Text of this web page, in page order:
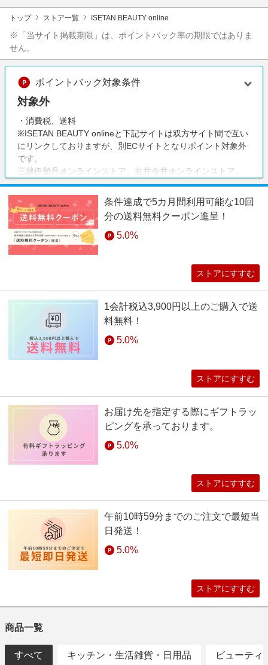
トップ ストア一覧 ISETAN BEAUTY online
※「当サイト掲載期限」は、ポイントバック率の期限ではありま
せん。
ポイントバック対象条件
対象外
・消費税、送料
※ISETAN BEAUTY onlineと下記サイトは双方サイト間で互い
にリンクしておりますが、別ECサイトとなりポイント対象外
です。
三越伊勢丹オンラインストア、丸井今井オンラインストア、
岩田屋三越オンラインストア、ISETAN MITSUKOSHI
LUXURY
条件達成で5カ月間利用可能な10回
分の送料無料クーポン進呈！
5.0%
ストアにすすむ
1会計税込3,900円以上のご購入で送
料無料！
5.0%
ストアにすすむ
お届け先を指定する際にギフトラッ
ピングを承っております。
5.0%
ストアにすすむ
午前10時59分までのご注文で最短当
日発送！
5.0%
ストアにすすむ
商品一覧
すべて キッチン・生活雑貨・日用品 ビューティ